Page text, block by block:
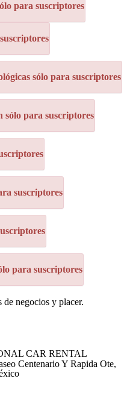
para suscriptores
sólo para suscriptores
sólo para suscriptores
suscriptores
para suscriptores
negocios y placer.
CAR RENTAL
Centenario Y Rapida Ote,